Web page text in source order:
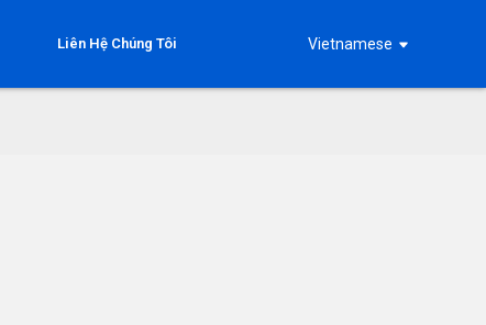
Liên Hệ Chúng Tôi Vietnamese